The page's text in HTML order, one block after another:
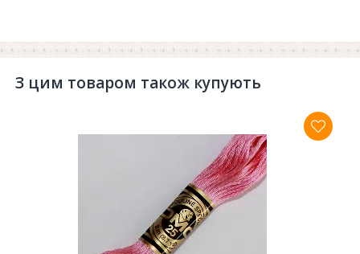
З цим товаром також купують